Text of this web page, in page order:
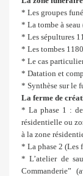
* Les groupes
* La tombe à
* Les sépultures
* Les tombes
* Le cas
* Datation et
* Synthèse sur le
La ferme de
* La phase 1 :
résidentielle ou
à la zone
* La phase 2 (Les
* L’atelier de
Commanderie”